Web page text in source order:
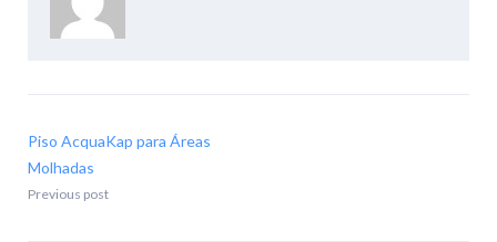
Piso AcquaKap para Áreas
Molhadas
Previous post